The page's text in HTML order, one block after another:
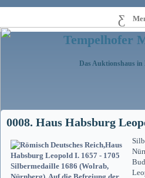
Tempelhofer
Das Auktionshaus in
0008. Haus Habsburg